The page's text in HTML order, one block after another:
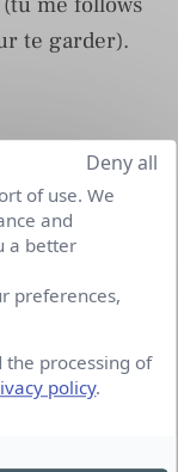
te garder).
of use. We
and
a better
preferences,
the processing of
policy.
Deny all